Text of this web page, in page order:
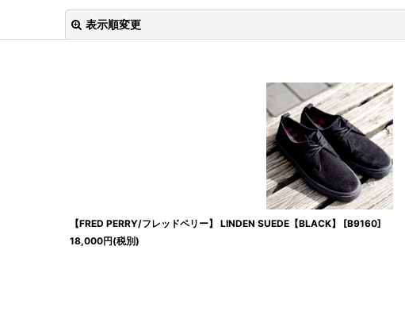
表示順変更
【FRED PERRY/フレッドペリー】 LINDEN SUEDE【BLACK】 [B9160]
18,000円(税別)